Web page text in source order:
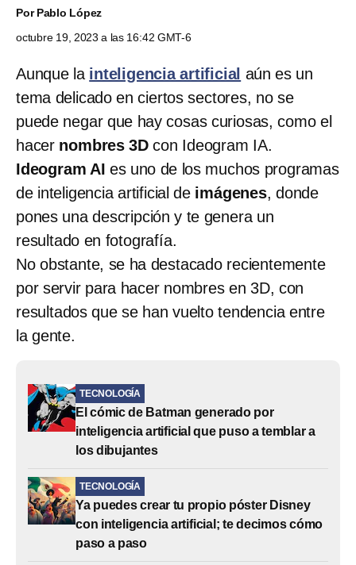
PorPablo López
octubre 19, 2023 a las 16:42 GMT-6
Aunque la inteligencia artificial aún es un
tema delicado en ciertos sectores, no se
puede negar que hay cosas curiosas, como el
hacer nombres 3D con Ideogram IA.
Ideogram AI es uno de los muchos programas
de inteligencia artificial de imágenes, donde
pones una descripción y te genera un
resultado en fotografía.
No obstante, se ha destacado recientemente
por servir para hacer nombres en 3D, con
resultados que se han vuelto tendencia entre
la gente.
TECNOLOGÍA
El cómic de Batman generado por
inteligencia artificial que puso a temblar a
los dibujantes
TECNOLOGÍA
Ya puedes crear tu propio póster Disney
con inteligencia artificial; te decimos cómo
paso a paso